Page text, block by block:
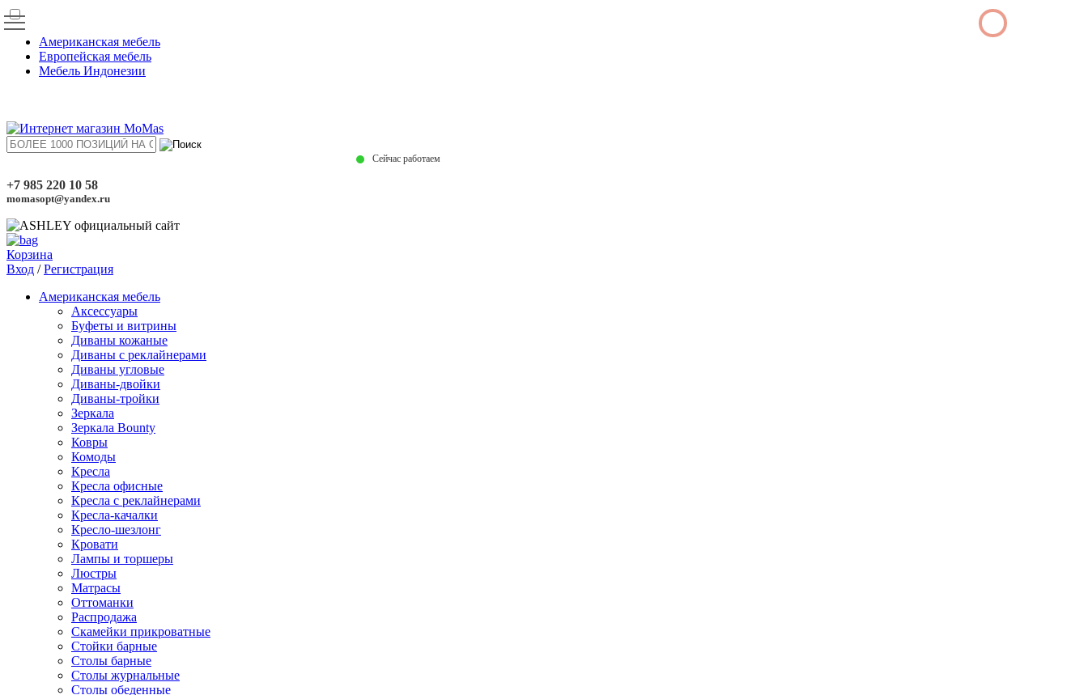
Американская мебель
Европейская мебель
Мебель Индонезии
Сейчас работаем
+7 985 220 10 58
momasopt@yandex.ru
Корзина
Вход /Регистрация
Американская мебель
Аксессуары
Буфеты и витрины
Диваны кожаные
Диваны с реклайнерами
Диваны угловые
Диваны-двойки
Диваны-тройки
Зеркала
Зеркала Bounty
Ковры
Комоды
Кресла
Кресла офисные
Кресла с реклайнерами
Кресла-качалки
Кресло-шезлонг
Кровати
Лампы и торшеры
Люстры
Матрасы
Оттоманки
Распродажа
Скамейки прикроватные
Стойки барные
Столы барные
Столы журнальные
Столы обеденные